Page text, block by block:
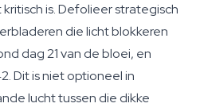
is. Defolieer strategisch
die licht blokkeren
dag 21 van de bloei, en
Dit is niet optioneel in
lucht tussen die dikke